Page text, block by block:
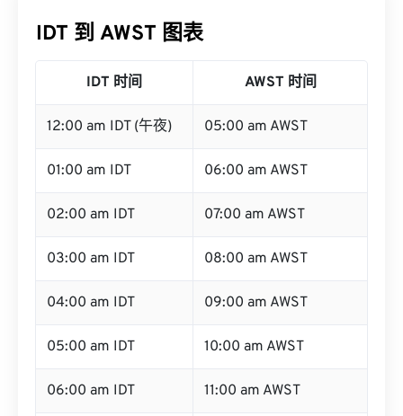
IDT 到 AWST 图表
IDT 时间 AWST 时间
12:00 am IDT (午夜) 05:00 am AWST
01:00 am IDT 06:00 am AWST
02:00 am IDT 07:00 am AWST
03:00 am IDT 08:00 am AWST
04:00 am IDT 09:00 am AWST
05:00 am IDT 10:00 am AWST
06:00 am IDT 11:00 am AWST